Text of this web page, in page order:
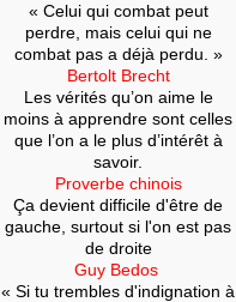
« Celui qui combat peut
perdre, mais celui qui ne
combat pas a déjà perdu. »
Bertolt Brecht
Les vérités qu’on aime le
moins à apprendre sont celles
que l’on a le plus d’intérêt à
savoir.
Proverbe chinois
Ça devient difficile d'être de
gauche, surtout si l'on est pas
de droite
Guy Bedos
« Si tu trembles d'indignation à